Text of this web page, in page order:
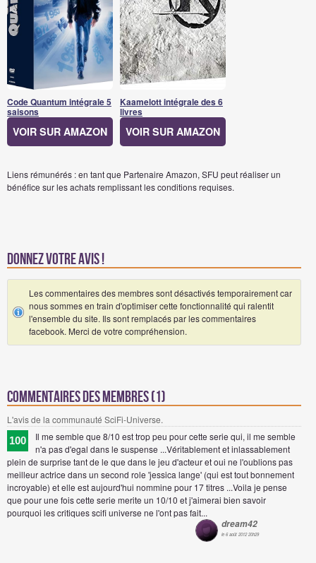
Code Quantum intégrale 5
saisons
VOIR SUR AMAZON
Kaamelott intégrale des 6
livres
VOIR SUR AMAZON
Liens rémunérés : en tant que Partenaire Amazon, SFU peut réaliser un
bénéfice sur les achats remplissant les conditions requises.
Donnez votre avis !
Les commentaires des membres sont désactivés temporairement car
nous sommes en train d'optimiser cette fonctionnalité qui ralentit
l'ensemble du site. Ils sont remplacés par les commentaires
facebook. Merci de votre compréhension.
Commentaires des membres (1)
L'avis de la communauté SciFi-Universe.
100
Il me semble que 8/10 est trop peu pour cette serie qui, il me semble
n'a pas d'egal dans le suspense ...Véritablement et inlassablement
plein de surprise tant de le que dans le jeu d'acteur et oui ne l'oublions pas
meilleur actrice dans un second role 'jessica lange' (qui est tout bonnement
incroyable) et elle est aujourd'hui nommine pour 17 titres ...Voila je pense
que pour une fois cette serie merite un 10/10 et j'aimerai bien savoir
pourquoi les critiques scifi universe ne l'ont pas fait...
dream42
le 6 août 2012 20h29